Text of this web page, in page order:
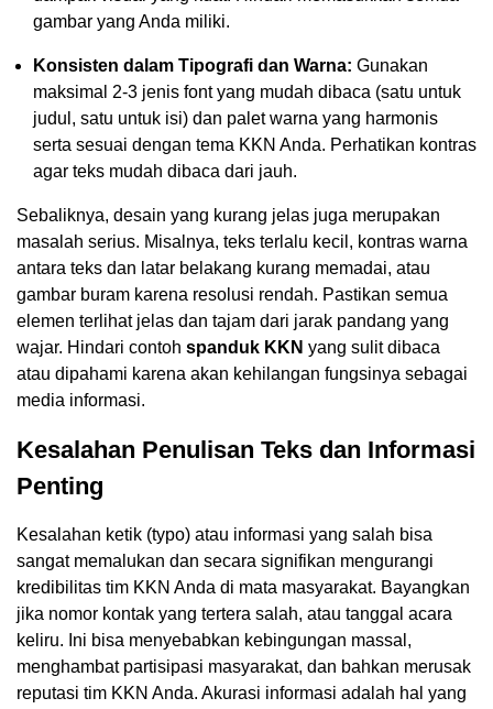
gambar yang Anda miliki.
Konsisten dalam Tipografi dan Warna: Gunakan
maksimal 2-3 jenis font yang mudah dibaca (satu untuk
judul, satu untuk isi) dan palet warna yang harmonis
serta sesuai dengan tema KKN Anda. Perhatikan kontras
agar teks mudah dibaca dari jauh.
Sebaliknya, desain yang kurang jelas juga merupakan
masalah serius. Misalnya, teks terlalu kecil, kontras warna
antara teks dan latar belakang kurang memadai, atau
gambar buram karena resolusi rendah. Pastikan semua
elemen terlihat jelas dan tajam dari jarak pandang yang
wajar. Hindari contoh spanduk KKN yang sulit dibaca
atau dipahami karena akan kehilangan fungsinya sebagai
media informasi.
Kesalahan Penulisan Teks dan Informasi
Penting
Kesalahan ketik (typo) atau informasi yang salah bisa
sangat memalukan dan secara signifikan mengurangi
kredibilitas tim KKN Anda di mata masyarakat. Bayangkan
jika nomor kontak yang tertera salah, atau tanggal acara
keliru. Ini bisa menyebabkan kebingungan massal,
menghambat partisipasi masyarakat, dan bahkan merusak
reputasi tim KKN Anda. Akurasi informasi adalah hal yang